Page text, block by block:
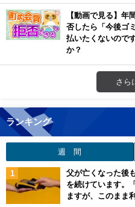
【動画で見る】年
否したら「今後ゴ
払いたくないので
か？
さら
ランキング
週 間
父が亡くなった後
を続けています。
ますが、このまま